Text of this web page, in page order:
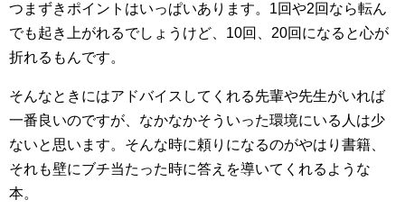
つまずきポイントはいっぱいあります。1回や2回なら転ん
でも起き上がれるでしょうけど、10回、20回になると心が
折れるもんです。
そんなときにはアドバイスしてくれる先輩や先生がいれば
一番良いのですが、なかなかそういった環境にいる人は少
ないと思います。そんな時に頼りになるのがやはり書籍、
それも壁にブチ当たった時に答えを導いてくれるような
本。